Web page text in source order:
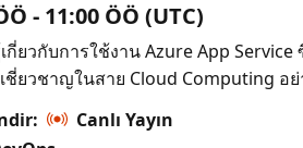
- 11:00 ÖÖ (UTC)
กี่ยวกับการใช้งาน Azure App
ชี่ยวชาญในสาย Cloud Computing อ
ที่รองรับหลากหลายรูปแบบ มี Runtime
Canlı Yayın